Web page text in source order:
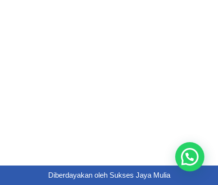
Diberdayakan oleh Sukses Jaya Mulia